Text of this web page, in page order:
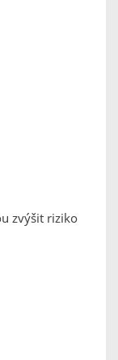
zvýšit riziko